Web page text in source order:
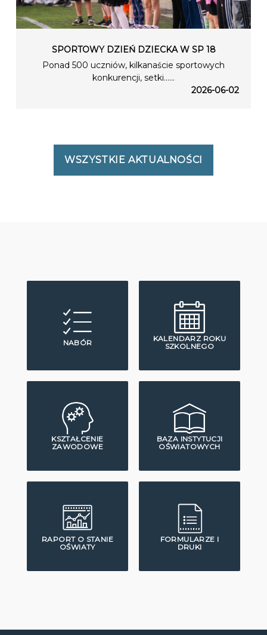
SPORTOWY DZIEŃ DZIECKA W SP 18
Ponad 500 uczniów, kilkanaście sportowych
konkurencji, setki…...
2026-06-02
WSZYSTKIE AKTUALNOŚCI
NABÓR
KALENDARZ ROKU
SZKOLNEGO
KSZTAŁCENIE
ZAWODOWE
BAZA INSTYTUCJI
OŚWIATOWYCH
RAPORT O STANIE
OŚWIATY
FORMULARZE I
DRUKI